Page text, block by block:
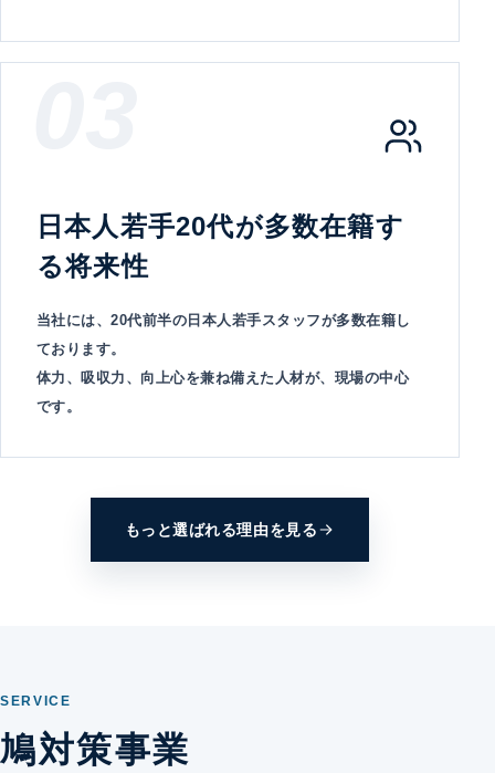
日本人若手20代が多数在籍す
る将来性
当社には、20代前半の日本人若手スタッフが多数在籍し
ております。
体力、吸収力、向上心を兼ね備えた人材が、現場の中心
です。
もっと選ばれる理由を見る
SERVICE
鳩対策事業